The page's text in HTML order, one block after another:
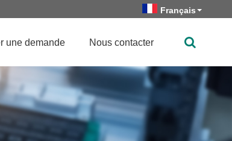
Français
une demande Nous contacter